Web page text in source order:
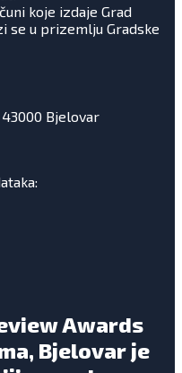
koje izdaje Grad
se u prizemlju Gradske
43000 Bjelovar
Awards
Bjelovar je